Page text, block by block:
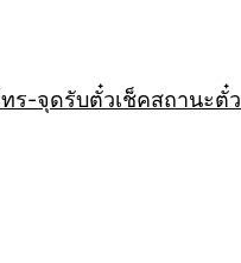
ทร-จุดรับตั๋วเช็คสถานะตั๋ว